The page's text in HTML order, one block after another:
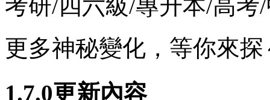
考研/四六級/專升本/高
更多神秘變化，等你來探
1.7.0更新內容